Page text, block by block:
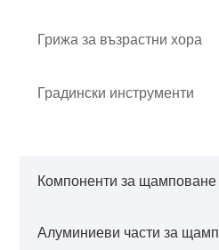
Грижа за възрастни хора
Градински инструменти
Компоненти за щамповане
Алуминиеви части за